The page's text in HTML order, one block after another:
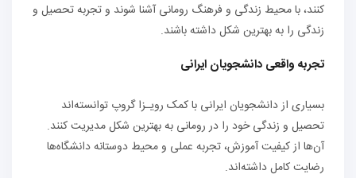
کنند، با محیط زندگی و فرهنگ رومانی آشنا شوند و تجربه تحصیل و
زندگی را به بهترین شکل داشته باشند.
تجربه واقعی دانشجویان ایرانی
بسیاری از دانشجویان ایرانی با کمک رویـزا گروپ توانسته‌اند
تحصیل و زندگی خود را در رومانی به بهترین شکل مدیریت کنند.
آن‌ها از کیفیت آموزش، تجربه عملی و محیط دوستانه دانشگاه‌ها
رضایت کامل داشته‌اند.